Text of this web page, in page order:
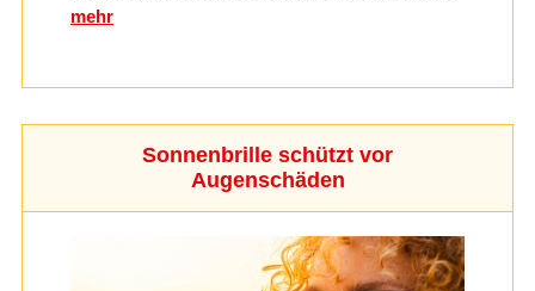
mehr
Sonnenbrille schützt vor
Augenschäden